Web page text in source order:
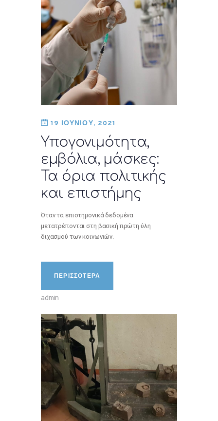
19 ΙΟΥΝΙΟΥ, 2021
Υπογονιμότητα,
εμβόλια, μάσκες:
Τα όρια πολιτικής
και επιστήμης
Όταν τα επιστημονικά δεδομένα
μετατρέπονται στη βασική πρώτη ύλη
διχασμού των κοινωνιών.
ΠΕΡΙΣΣΟΤΕΡΑ
admin